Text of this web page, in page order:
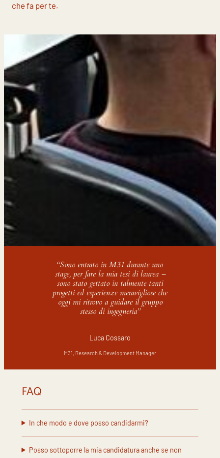
che fa per te.
“Sono entrato in M31 durante uno
stage, per fare la mia tesi di laurea –
sono stato gettato in talmente tanti
progetti ed esperienze meravigliose che
oggi mi ritrovo a guidare il gruppo
stesso di ingegneria”
Luca Cossaro
M31, Research & Development Manager
FAQ
In che modo e dove posso candidarmi?
Posso sottoporre la mia candidatura anche se non